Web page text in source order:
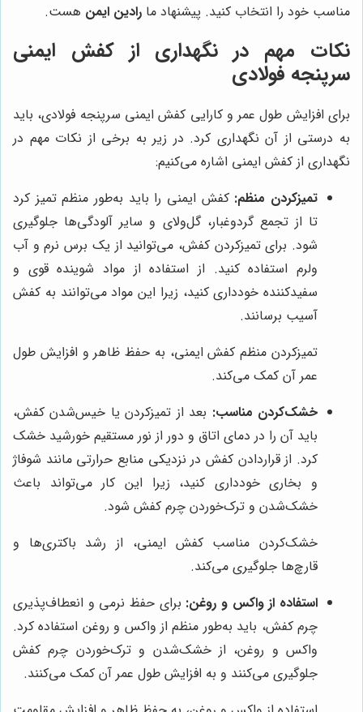
مناسب خود را انتخاب کنید. پیشنهاد ما رادین ایمن هست.
نکات مهم در نگهداری از کفش ایمنی
سرپنجه فولادی
برای افزایش طول عمر و کارایی کفش ایمنی سرپنجه فولادی، باید
به درستی از آن نگهداری کرد. در زیر به برخی از نکات مهم در
نگهداری از کفش ایمنی اشاره می‌کنیم:
تمیزکردن منظم: کفش ایمنی را باید به‌طور منظم تمیز کرد
تا از تجمع گردوغبار، گل‌ولای و سایر آلودگی‌ها جلوگیری
شود. برای تمیزکردن کفش، می‌توانید از یک برس نرم و آب
ولرم استفاده کنید. از استفاده از مواد شوینده قوی و
سفیدکننده خودداری کنید، زیرا این مواد می‌توانند به کفش
آسیب برسانند.
تمیزکردن منظم کفش ایمنی، به حفظ ظاهر و افزایش طول
عمر آن کمک می‌کند.
خشک‌کردن مناسب: بعد از تمیزکردن یا خیس‌شدن کفش،
باید آن را در دمای اتاق و دور از نور مستقیم خورشید خشک
کرد. از قراردادن کفش در نزدیکی منابع حرارتی مانند شوفاژ
و بخاری خودداری کنید، زیرا این کار می‌تواند باعث
خشک‌شدن و ترک‌خوردن چرم کفش شود.
خشک‌کردن مناسب کفش ایمنی، از رشد باکتری‌ها و
قارچ‌ها جلوگیری می‌کند.
استفاده از واکس و روغن: برای حفظ نرمی و انعطاف‌پذیری
چرم کفش، باید به‌طور منظم از واکس و روغن استفاده کرد.
واکس و روغن، از خشک‌شدن و ترک‌خوردن چرم کفش
جلوگیری می‌کنند و به افزایش طول عمر آن کمک می‌کنند.